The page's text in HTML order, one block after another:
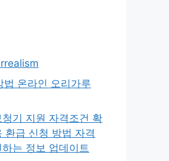
법 온라인 오리가루
기 지원 자격조건 확
환급 신청 방법 자격
는 정보 업데이트